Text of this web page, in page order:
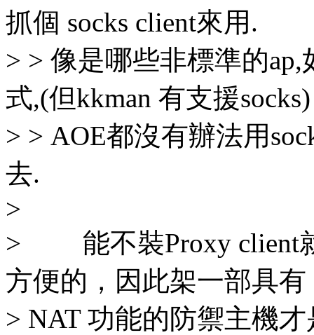
抓個 socks client來用.
> > 像是哪些非標準的ap,
式,(但kkman 有支援socks)
> > AOE都沒有辦法用
去.
>
> 能不裝Proxy client
方便的，因此架一部具有
> NAT 功能的防禦主機